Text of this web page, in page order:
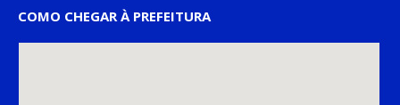
COMO CHEGAR À PREFEITURA